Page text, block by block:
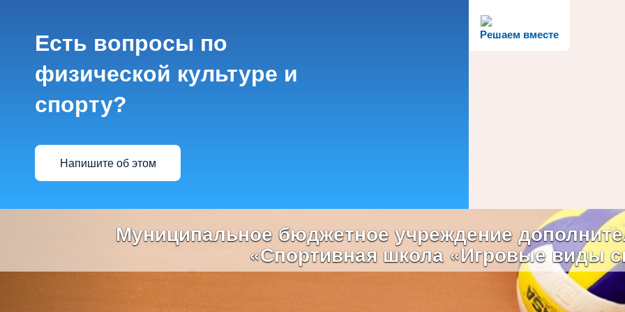
Решаем вместе
Есть вопросы по
физической культуре и
спорту?
Напишите об этом
Муниципальное бюджетное учреждение
«Спортивная школа «Игровые виды